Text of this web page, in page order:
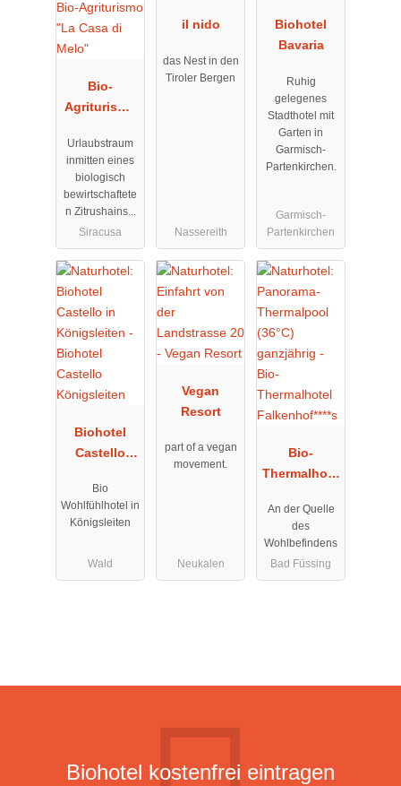
Bio-
Agriturismo
Melo"
Urlaubstraum
inmitten eines
biologisch
bewirtschaftete
n Zitrushains...
Siracusa
il nido
das Nest in den
Tiroler Bergen
Nassereith
Biohotel
Bavaria
Ruhig
gelegenes
Stadthotel mit
Garten in
Garmisch-
Partenkirchen.
Garmisch-
Partenkirchen
Biohotel
Castello
Bio
Wohlfühlhotel in
Königsleiten
Wald
Vegan
Resort
part of a vegan
movement.
Neukalen
Bio-
Thermalhote
Falkenhof***
An der Quelle
des
Wohlbefindens
Bad Füssing
Biohotel kostenfrei eintragen